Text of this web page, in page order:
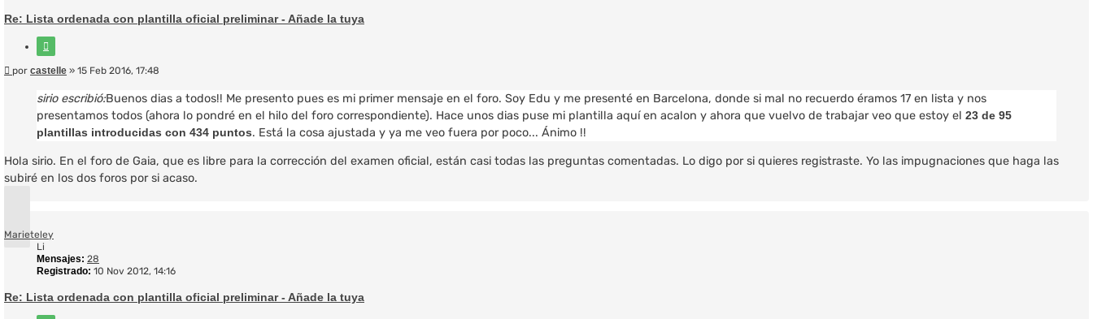
Re: Lista ordenada con plantilla oficial preliminar - Añade la tuya
Mensaje
por castelle » 15 Feb 2016, 17:48
sirio escribió:Buenos dias a todos!! Me presento pues es mi primer mensaje en el foro. Soy Edu y me presenté en Barcelona, donde si mal no recuerdo éramos 17 en lista y nos
presentamos todos (ahora lo pondré en el hilo del foro correspondiente). Hace unos dias puse mi plantilla aquí en acalon y ahora que vuelvo de trabajar veo que estoy el 23 de 95
plantillas introducidas con 434 puntos. Está la cosa ajustada y ya me veo fuera por poco... Ánimo !!
Hola sirio. En el foro de Gaia, que es libre para la corrección del examen oficial, están casi todas las preguntas comentadas. Lo digo por si quieres registraste. Yo las impugnaciones que haga las
subiré en los dos foros por si acaso.
Marieteley
Li
Mensajes: 28
Registrado: 10 Nov 2012, 14:16
Re: Lista ordenada con plantilla oficial preliminar - Añade la tuya